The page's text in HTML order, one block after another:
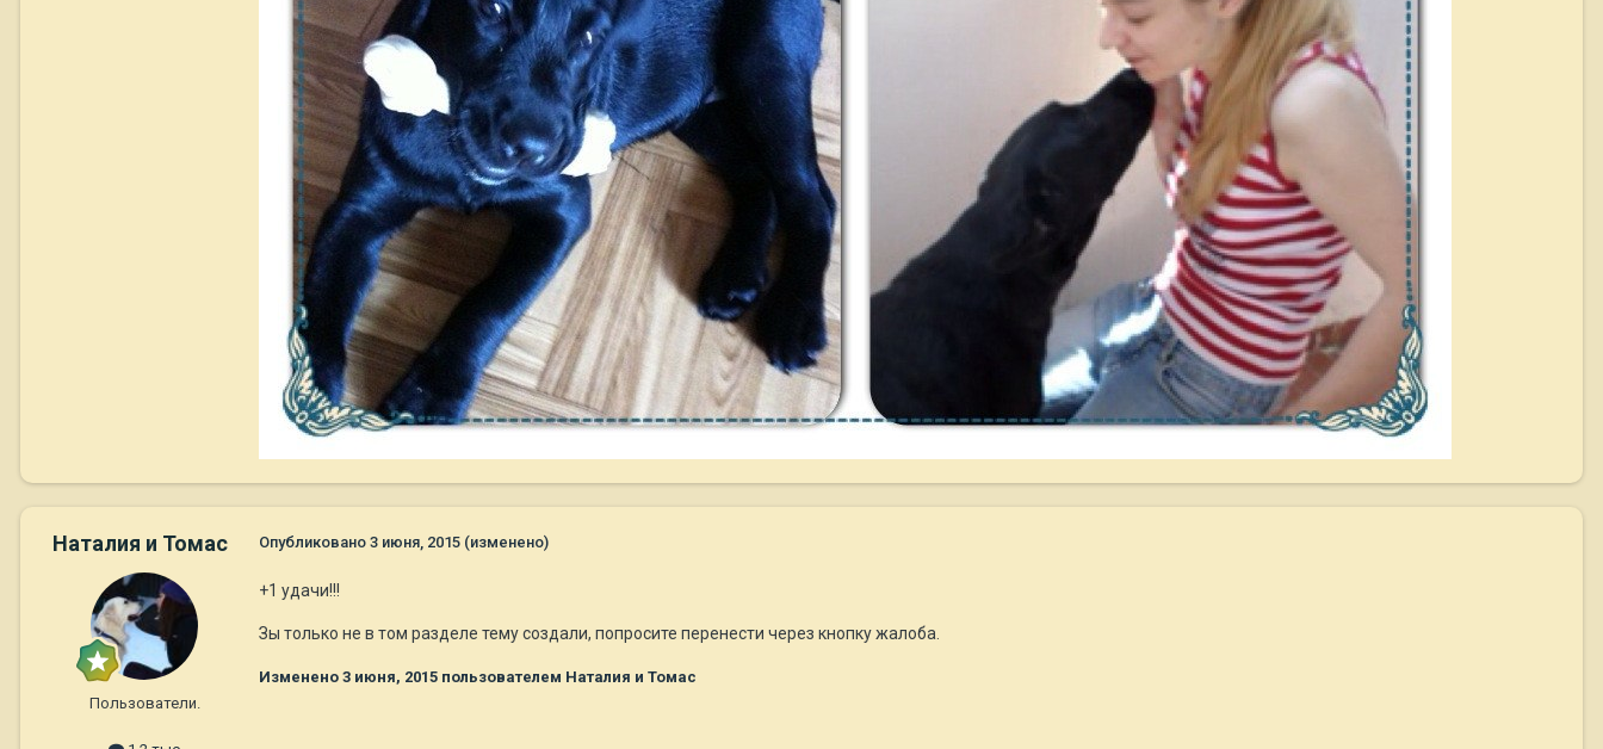
Наталия и Томас
Пользователи.
Опубликовано 3 июня, 2015 (изменено)
+1 удачи!!!
Зы только не в том разделе тему создали, попросите перенести через кнопку жалоба.
Изменено 3 июня, 2015 пользователем Наталия и Томас